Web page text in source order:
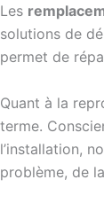
Les
solutions de
permet de
Quant à la
terme.
l’installation,
problème, de